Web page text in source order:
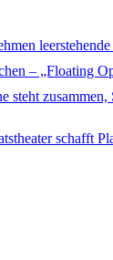
– „Floating
steht
schafft